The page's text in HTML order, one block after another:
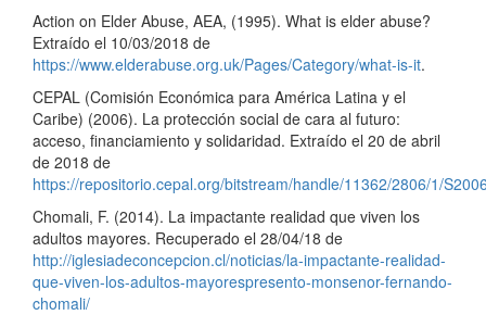
Action on Elder Abuse, AEA, (1995). What is elder abuse?
Extraído el 10/03/2018 de
https://www.elderabuse.org.uk/Pages/Category/what-is-it.
CEPAL (Comisión Económica para América Latina y el
Caribe) (2006). La protección social de cara al futuro:
acceso, financiamiento y solidaridad. Extraído el 20 de abril
de 2018 de
https://repositorio.cepal.org/bitstream/handle/11362/2806/1/
Chomali, F. (2014). La impactante realidad que viven los
adultos mayores. Recuperado el 28/04/18 de
http://iglesiadeconcepcion.cl/noticias/la-impactante-realidad-
que-viven-los-adultos-mayorespresento-monsenor-fernando-
chomali/